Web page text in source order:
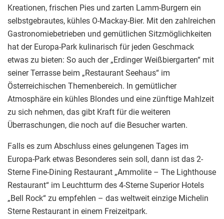
Kreationen, frischen Pies und zarten Lamm-Burgern ein
selbstgebrautes, kühles O-Mackay-Bier. Mit den zahlreichen
Gastronomiebetrieben und gemütlichen Sitzmöglichkeiten
hat der Europa-Park kulinarisch für jeden Geschmack
etwas zu bieten: So auch der „Erdinger Weißbiergarten“ mit
seiner Terrasse beim „Restaurant Seehaus“ im
Österreichischen Themenbereich. In gemütlicher
Atmosphäre ein kühles Blondes und eine zünftige Mahlzeit
zu sich nehmen, das gibt Kraft für die weiteren
Überraschungen, die noch auf die Besucher warten.
Falls es zum Abschluss eines gelungenen Tages im
Europa-Park etwas Besonderes sein soll, dann ist das 2-
Sterne Fine-Dining Restaurant „Ammolite – The Lighthouse
Restaurant“ im Leuchtturm des 4-Sterne Superior Hotels
„Bell Rock“ zu empfehlen – das weltweit einzige Michelin
Sterne Restaurant in einem Freizeitpark.